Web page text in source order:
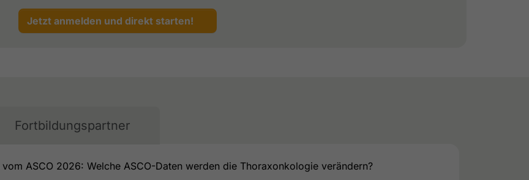
Jetzt anmelden und direkt starten!
Fortbildungspartner
ASCO 2026: Welche ASCO-Daten werden die Thoraxonkologie verändern?